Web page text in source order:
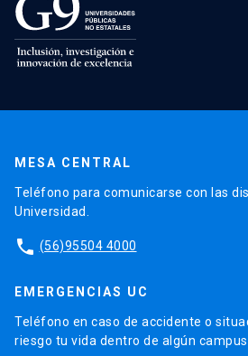
MESA CENTRAL
Teléfono para comunicarse con las
Universidad.
phone (56)95504 4000
EMERGENCIAS UC
Teléfono en caso de accidente o
riesgo tu vida dentro de algún